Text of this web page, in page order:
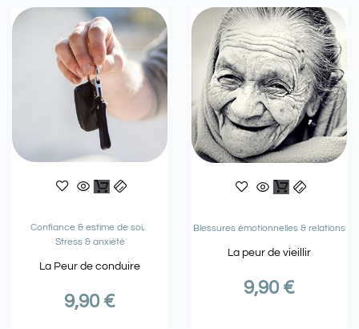
Confiance & estime de soi
Stress & anxiété
La Peur de conduire
9,90 €
Blessures émotionnelles & relations
La peur de vieillir
9,90 €